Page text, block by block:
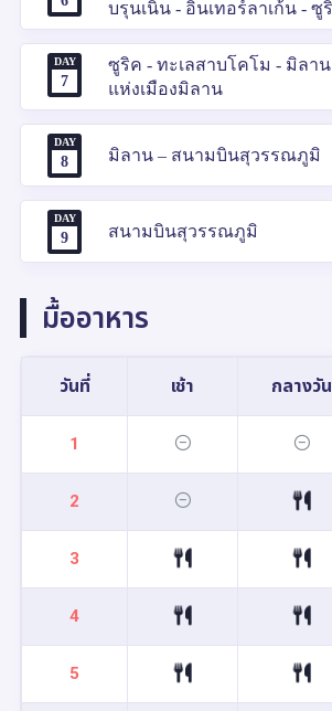
บรุนเนิน - อินเทอร์ลาเก้น - ซู
DAY
7
ซูริค - ทะเลสาบโคโม - มิลา
แห่งเมืองมิลาน
DAY
8 มิลาน – สนามบินสุวรรณภูมิ
DAY
9 สนามบินสุวรรณภูมิ
มื้ออาหาร
วันที่ เช้า กลางวัน
1
2
3
4
5